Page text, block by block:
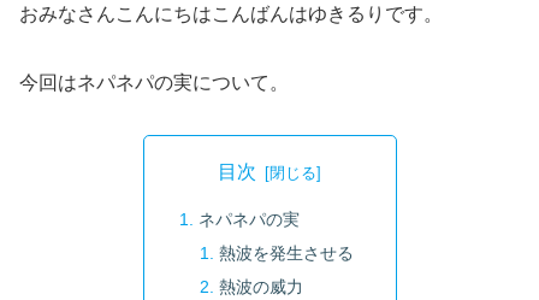
おみなさんこんにちはこんばんはゆきるりです。
今回はネパネパの実について。
目次
ネパネパの実
熱波を発生させる
熱波の威力